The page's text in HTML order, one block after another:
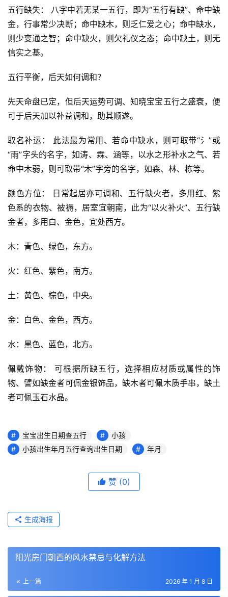
五行缺失： 八字中若无某一五行，即为“五行有缺”、命中缺
金，行事常少决断；命中缺木，则乏仁爱之心；命中缺水，
则少变通之智；命中缺火，则欠礼仪之态；命中缺土，则无
信实之基。
五行平衡，后天如何调和？
先天命盘已定，但后天运势可调、知晓宝宝五行之盛衰，便
可于后天加以补益调和，助其顺遂。
取名补运： 此法最为常用、若命中缺水，则可取带“氵”或
“雨”字头的名字，如涛、霖、涵等，以水之形补水之气、若
命中木弱，则可取带“木”字旁的名字，如森、林、栋等。
颜色方位： 日常起居亦可调和、五行缺火者，多用红、紫
色系的衣物、被褥，居室宜朝南，此为“以火补火”、五行缺
金者，多用白、金色，宜处西方。
木：青色、绿色，东方。
火：红色、紫色，南方。
土：黄色、棕色，中央。
金：白色、金色，西方。
水：黑色、蓝色，北方。
佩戴饰物： 可根据所缺五行，选择相应材质或属性的饰
物、譬如缺金者可佩金银饰品，缺木者可佩木质手串，缺土
者可佩玉石水晶。
宝宝出生日期查五行
小孩
小孩出生年月五行查询出生日期
年月
赞 (0)
生成海报
阳光房门朝西的风水禁忌与化解方法
上一篇 2026 年 1 月 8 日